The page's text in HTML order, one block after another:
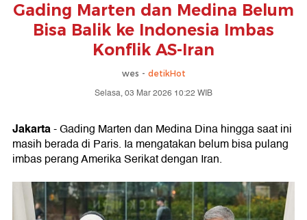
Gading Marten dan Medina Belum
Bisa Balik ke Indonesia Imbas
Konflik AS-Iran
wes - detikHot
Selasa, 03 Mar 2026 10:22 WIB
Jakarta- Gading Marten dan Medina Dina hingga saat ini
masih berada di Paris. Ia mengatakan belum bisa pulang
imbas perang Amerika Serikat dengan Iran.